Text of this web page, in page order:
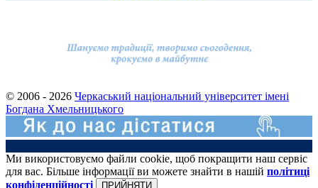
© 2006 - 2026 Черкаський національний університет імені
Богдана Хмельницького
Ми використовуємо файли cookie, щоб покращити наш сервіс
для вас. Більше інформації ви можете знайти в нашій політиці
конфіденційності
ПРИЙНЯТИ